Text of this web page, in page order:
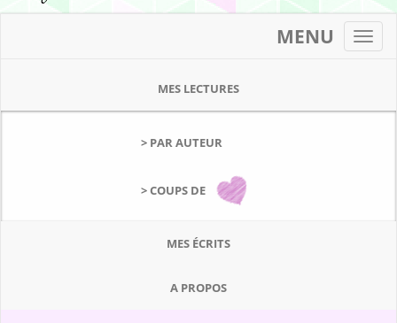
MENU
MES LECTURES
> PAR AUTEUR
> COUPS DE
MES ÉCRITS
A PROPOS